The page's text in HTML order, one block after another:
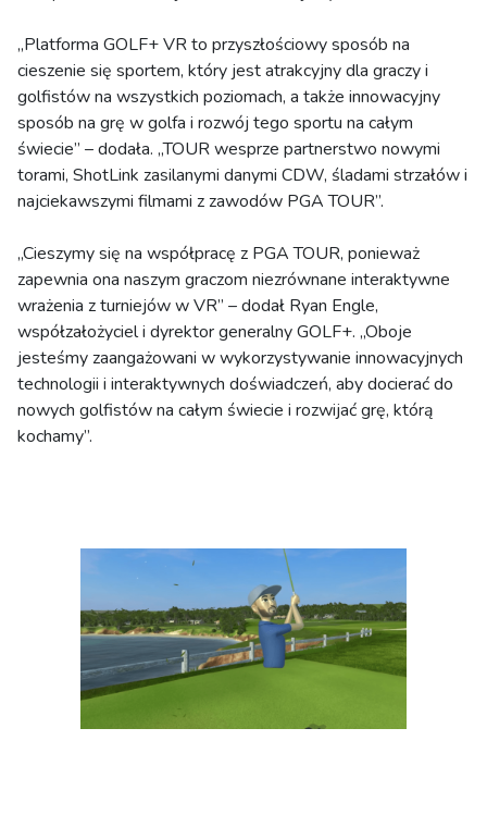
„Platforma GOLF+ VR to przyszłościowy sposób na
cieszenie się sportem, który jest atrakcyjny dla graczy i
golfistów na wszystkich poziomach, a także innowacyjny
sposób na grę w golfa i rozwój tego sportu na całym
świecie” – dodała. „TOUR wesprze partnerstwo nowymi
torami, ShotLink zasilanymi danymi CDW, śladami strzałów i
najciekawszymi filmami z zawodów PGA TOUR”.
„Cieszymy się na współpracę z PGA TOUR, ponieważ
zapewnia ona naszym graczom niezrównane interaktywne
wrażenia z turniejów w VR” – dodał Ryan Engle,
współzałożyciel i dyrektor generalny GOLF+. „Oboje
jesteśmy zaangażowani w wykorzystywanie innowacyjnych
technologii i interaktywnych doświadczeń, aby docierać do
nowych golfistów na całym świecie i rozwijać grę, którą
kochamy”.